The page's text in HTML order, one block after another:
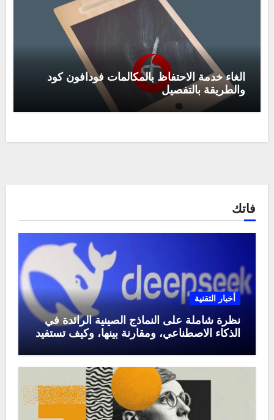
الغاء خدمة الاحتفاظ بالمكالمات فودافون كود
والطريقة بالتفصيل
فاتك
أخبار التقنية
نظرة شاملة على النماذج الصينية الرائدة في
الذكاء الاصطناعي، ومقارنة بينها، وكيف تستفيد